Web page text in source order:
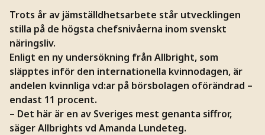
Trots år av jämställdhetsarbete står utvecklingen
stilla på de högsta chefsnivåerna inom svenskt
näringsliv.
Enligt en ny undersökning från Allbright, som
släpptes inför den internationella kvinnodagen, är
andelen kvinnliga vd:ar på börsbolagen oförändrad –
endast 11 procent.
– Det här är en av Sveriges mest genanta siffror,
säger Allbrights vd Amanda Lundeteg.